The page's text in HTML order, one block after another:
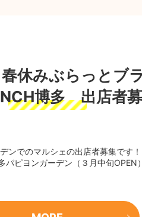
休みぶらっとブ
博多 出店者募
ンでのマルシェの出店者募集です
パピヨンガーデン（３月中旬